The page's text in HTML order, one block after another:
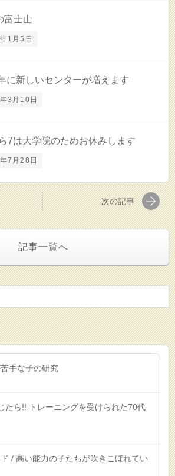
富士山
1月5日
に新しいセンターが増えます
3月10日
7は大学院のためお休みします
7月28日
次の記事
記事一覧へ
手な子の研究
たら!! トレーニングを受けられた70代
/ 高い能力の子たちが吹きこぼれてい